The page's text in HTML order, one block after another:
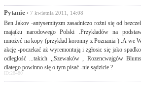
Pytanie • 7 kwietnia 2011, 14:08
Ben Jakov -antysemityzm zasadniczo rożni się od
majątku narodowego Polski .Przykładów na
mnożyć na kopy (przykład koronny z Poznania ) .A we
akcję -poczekać aż wyremontują i zgłosic się jako
odległość ...takich ,,Szewaków , Rozencwajgów
dlatego powinno się o tym pisać -nie sądzicie ?
ID:28480